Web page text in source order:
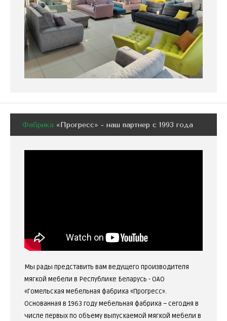
Фабрика «Прогресс» - наш партнер с 1993 года
Мы рады представить вам ведущего производителя
мягкой мебели в Республике Беларусь - ОАО
«Гомельская мебельная фабрика «Прогресс».
Основанная в 1963 году мебельная фабрика – сегодня в
числе первых по объему выпускаемой мягкой мебели в